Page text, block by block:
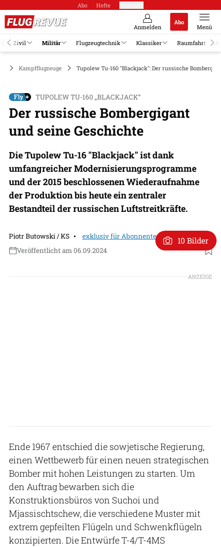
Abo Hefte
Anmelden
Abo
Menü
Zivil Militär Flugzeugtechnik Klassiker Raumfahrt
Kampfflugzeuge Tupolew Tu-160 "Blackjack": Der russische
TUPOLEW TU-160 „BLACKJACK“
Der russische Bombergigant
und seine Geschichte
Die Tupolew Tu-16 "Blackjack" ist dank
umfangreicher Modernisierungsprogramme
und der 2015 beschlossenen Wiederaufnahme
der Produktion bis heute ein zentraler
Bestandteil der russischen Luftstreitkräfte.
Piotr Butowski / KS
exklusiv für Abonnenten
Veröffentlicht am 06.09.2024
10 Bilder
ANZEIGE
Ende 1967 entschied die sowjetische Regierung,
einen Wettbewerb für einen neuen strategischen
Bomber mit hohen Leistungen zu starten. Um
den Auftrag bewarben sich die
Konstruktionsbüros von Suchoi und
Mjassischtschew, die verschiedene Muster mit
extrem gepfeilten Flügeln und Schwenkflügeln
konzipierten. Die Entwürfe T-4/T-4MS